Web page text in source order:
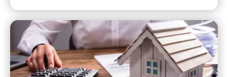
période estivale, les nouvelles
constructions présentent de nombreux
avantages.